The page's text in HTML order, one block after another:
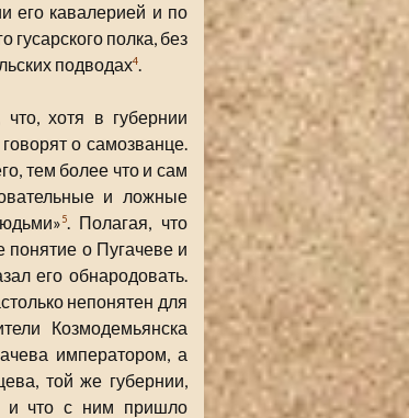
его кавалерией и по
полка, без
подводах4.
хотя в губернии
о самозванце.
тем более что и сам
и ложные
5. Полагая, что
понятие о Пугачеве и
его обнародовать.
непонятен для
Козмодемьянска
императором, а
той же губернии,
что с ним пришло